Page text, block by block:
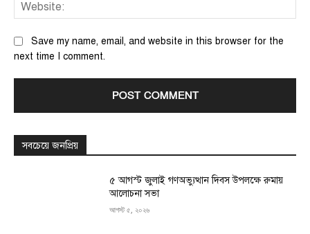
Save my name, email, and website in this browser for the
next time I comment.
সবচেয়ে জনপ্রিয়
৫ আগস্ট জুলাই গণঅভ্যুত্থান দিবস উপলক্ষে রুমায়
আলোচনা সভা
আগস্ট ৫, ২০২৬